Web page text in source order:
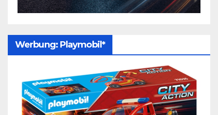
Werbung: Playmobil*